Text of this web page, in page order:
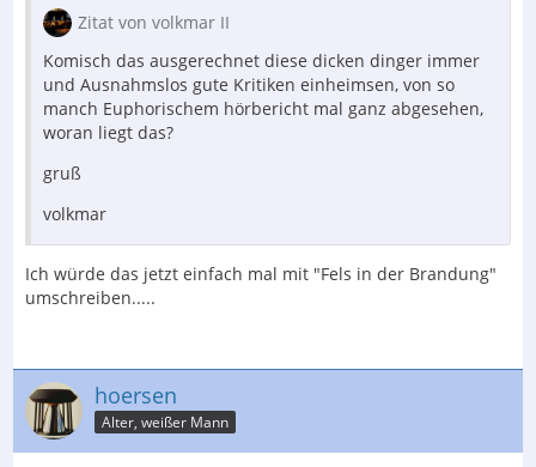
Zitat von volkmar II
Komisch das ausgerechnet diese dicken dinger immer
und Ausnahmslos gute Kritiken einheimsen, von so
manch Euphorischem hörbericht mal ganz abgesehen,
woran liegt das?
gruß
volkmar
Ich würde das jetzt einfach mal mit "Fels in der Brandung"
umschreiben.....
hoersen
Alter, weißer Mann